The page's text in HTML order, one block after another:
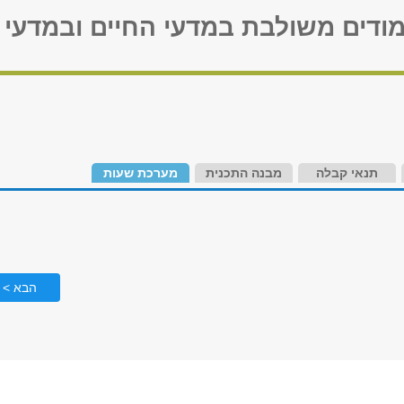
משולבת במדעי החיים ובמדעי
תנאי קבלה מבנה התכנית
מערכת שעות
הבא >